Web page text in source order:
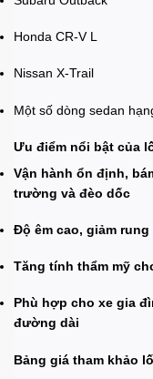
Honda CR-V L
Nissan X-Trail
Một số dòng sedan
Ưu điểm nổi bật của
Vận hành ổn định,
trường và đèo dốc
Độ êm cao, giảm
Tăng tính thẩm mỹ
Phù hợp cho xe gia
đường dài
Bảng giá tham khảo